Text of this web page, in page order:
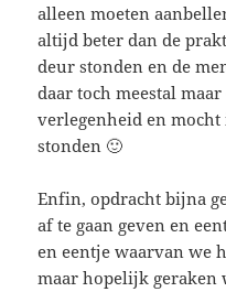
alleen moeten
altijd beter dan de
deur stonden en de
daar toch meestal
verlegenheid en
stonden 🙂
Enfin, opdracht bijna
af te gaan geven en
en eentje waarvan we
maar hopelijk geraken